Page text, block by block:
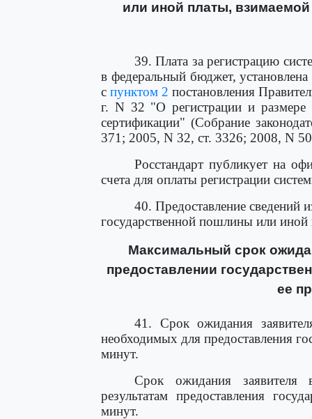
или иной платы, взимаемой
39. Плата за регистрацию
в федеральный бюджет,
спунктом 2 постановления
г. N 32 "О регистрации и размере
сертификации" (Собрание
371; 2005, N 32, ст. 3326; 2008, N
Росстандарт публикует на
счета для оплаты регистрации
40. Предоставление сведений
государственной пошлины или иной
Максимальный срок
предоставлении
ее
41. Срок ожидания
необходимых для предоставления
минут.
Срок ожидания
результатам предоставления
минут.